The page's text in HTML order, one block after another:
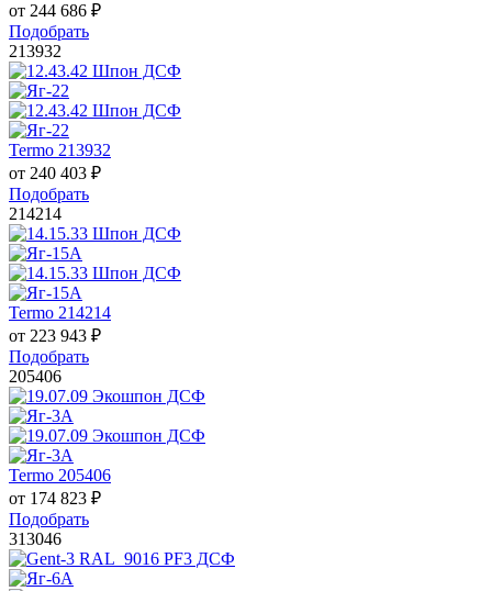
от 244 686 ₽
Подобрать
213932
Termo 213932
от 240 403 ₽
Подобрать
214214
Termo 214214
от 223 943 ₽
Подобрать
205406
Termo 205406
от 174 823 ₽
Подобрать
313046